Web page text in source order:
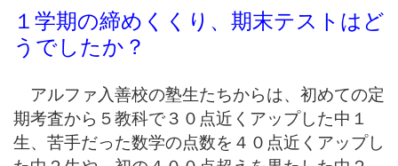
１学期の締めくくり、期末テストはど
うでしたか？
アルファ入善校の塾生たちからは、初めての定
期考査から５教科で３０点近くアップした中１
生、苦手だった数学の点数を４０点近くアップし